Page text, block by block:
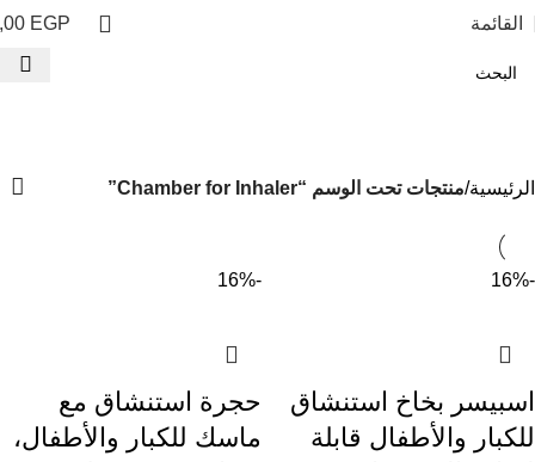
القائمة EGP
الرئيسية منتجات تحت الوسم “Chamber for Inhaler”
-16%
اسبيسر بخاخ استنشاق
للكبار والأطفال قابلة
-16%
حجرة استنشاق مع
ماسك للكبار والأطفال،